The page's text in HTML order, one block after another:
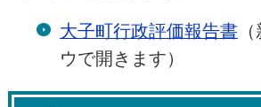
大子町行政評価報告書（
ウで開きます）